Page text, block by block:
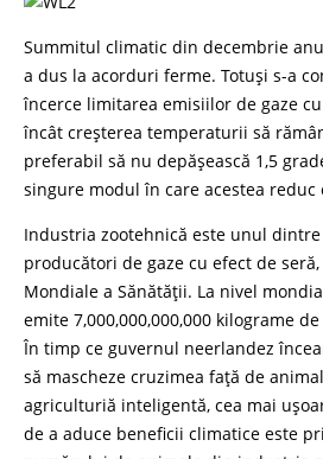
Summitul climatic din decembrie
a dus la acorduri ferme. Totuși s-a
încerce limitarea emisiilor de gaze
încât creșterea temperaturii să
preferabil să nu depășească 1,5
singure modul în care acestea reduc
Industria zootehnică este unul
producători de gaze cu efect de
Mondiale a Sănătății. La nivel
emite 7,000,000,000,000 kilograme
În timp ce guvernul neerlandez
să mascheze cruzimea față de
agriculturiă inteligentă, cea mai
de a aduce beneficii climatice este